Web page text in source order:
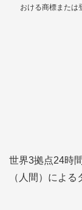
おける商標または
世界3拠点24時
（人間）によ